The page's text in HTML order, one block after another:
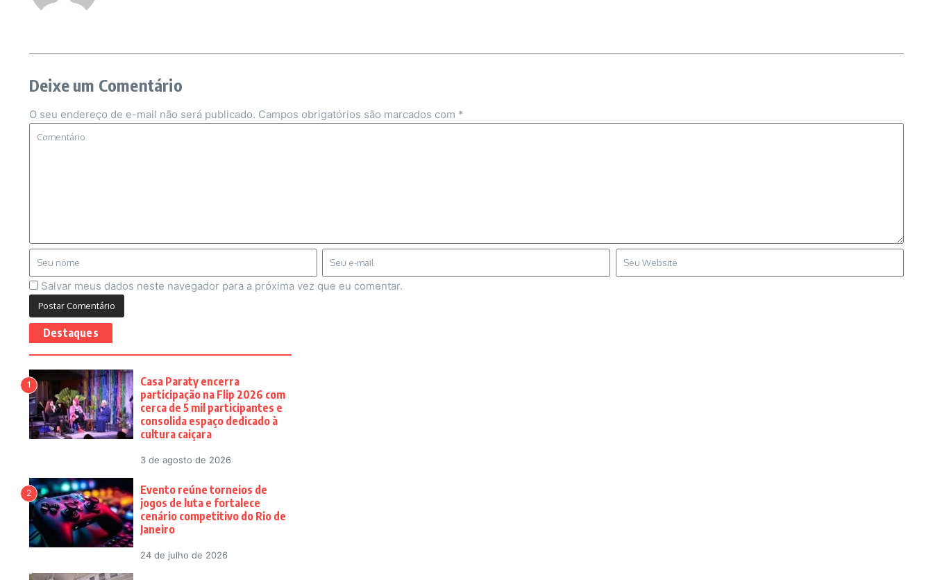
Deixe um Comentário
O seu endereço de e-mail não será publicado. Campos obrigatórios são marcados com *
Salvar meus dados neste navegador para a próxima vez que eu comentar.
Destaques
1
Casa Paraty encerra
participação na Flip 2026 com
cerca de 5 mil participantes e
consolida espaço dedicado à
cultura caiçara
3 de agosto de 2026
2
Evento reúne torneios de
jogos de luta e fortalece
cenário competitivo do Rio de
Janeiro
24 de julho de 2026